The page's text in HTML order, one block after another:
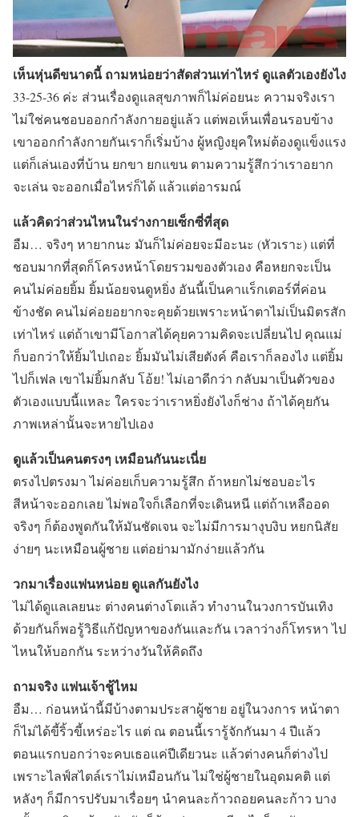
เห็นหุ่นดีขนาดนี้ ถามหน่อยว่าสัดส่วนเท่าไหร่ ดูแลตัวเองยังไง
33-25-36 ค่ะ ส่วนเรื่องดูแลสุขภาพก็ไม่ค่อยนะ ความจริงเรา
ไม่ใช่คนชอบออกกำลังกายอยู่แล้ว แต่พอเห็นเพื่อนรอบข้าง
เขาออกกำลังกายกันเราก็เริ่มบ้าง ผู้หญิงยุคใหม่ต้องดูแข็งแรง
แต่ก็เล่นเองที่บ้าน ยกขา ยกแขน ตามความรู้สึกว่าเราอยาก
จะเล่น จะออกเมื่อไหร่ก็ได้ แล้วแต่อารมณ์
แล้วคิดว่าส่วนไหนในร่างกายเซ็กซี่ที่สุด
อืม… จริงๆ หายากนะ มันก็ไม่ค่อยจะมีอะนะ (หัวเราะ) แต่ที่
ชอบมากที่สุดก็โครงหน้าโดยรวมของตัวเอง คือหยกจะเป็น
คนไม่ค่อยยิ้ม ยิ้มน้อยจนดูหยิ่ง อันนี้เป็นคาแร็กเตอร์ที่ค่อน
ข้างชัด คนไม่ค่อยอยากจะคุยด้วยเพราะหน้าตาไม่เป็นมิตรสัก
เท่าไหร่ แต่ถ้าเขามีโอกาสได้คุยความคิดจะเปลี่ยนไป คุณแม่
ก็บอกว่าให้ยิ้มไปเถอะ ยิ้มมันไม่เสียตังค์ คือเราก็ลองไง แต่ยิ้ม
ไปก็เฟล เขาไม่ยิ้มกลับ โอ้ย! ไม่เอาดีกว่า กลับมาเป็นตัวของ
ตัวเองแบบนี้แหละ ใครจะว่าเราหยิ่งยังไงก็ช่าง ถ้าได้คุยกัน
ภาพเหล่านั้นจะหายไปเอง
ดูแล้วเป็นคนตรงๆ เหมือนกันนะเนี่ย
ตรงไปตรงมา ไม่ค่อยเก็บความรู้สึก ถ้าหยกไม่ชอบอะไร
สีหน้าจะออกเลย ไม่พอใจก็เลือกที่จะเดินหนี แต่ถ้าเหลืออด
จริงๆ ก็ต้องพูดกันให้มันชัดเจน จะไม่มีการมางุบงิบ หยกนิสัย
ง่ายๆ นะเหมือนผู้ชาย แต่อย่ามามักง่ายแล้วกัน
วกมาเรื่องแฟนหน่อย ดูแลกันยังไง
ไม่ได้ดูแลเลยนะ ต่างคนต่างโตแล้ว ทำงานในวงการบันเทิง
ด้วยกันก็พอรู้วิธีแก้ปัญหาของกันและกัน เวลาว่างก็โทรหา ไป
ไหนให้บอกกัน ระหว่างวันให้คิดถึง
ถามจริง แฟนเจ้าชู้ไหม
อืม… ก่อนหน้านี้มีบ้างตามประสาผู้ชาย อยู่ในวงการ หน้าตา
ก็ไม่ได้ขี้ริ้วขี้เหร่อะไร แต่ ณ ตอนนี้เรารู้จักกันมา 4 ปีแล้ว
ตอนแรกบอกว่าจะคบเธอแค่ปีเดียวนะ แล้วต่างคนก็ต่างไป
เพราะไลฟ์สไตล์เราไม่เหมือนกัน ไม่ใช่ผู้ชายในอุดมคติ แต่
หลังๆ ก็มีการปรับมาเรื่อยๆ นำคนละก้าวถอยคนละก้าว บาง